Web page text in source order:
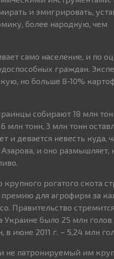
и эмигрировать,
более народную, чем
само население, и по
граждан.
но больше 8-10%
собирают 18 млн
тонн, 3 млн тонн
и девается невесть куда,
и оно размышляет,
рогатого скота
премию для агрофирм за
Правительство стремится
Украине было 25 млн голов
в июне 2011 г. – 5,24 млн
и не патронируемый им